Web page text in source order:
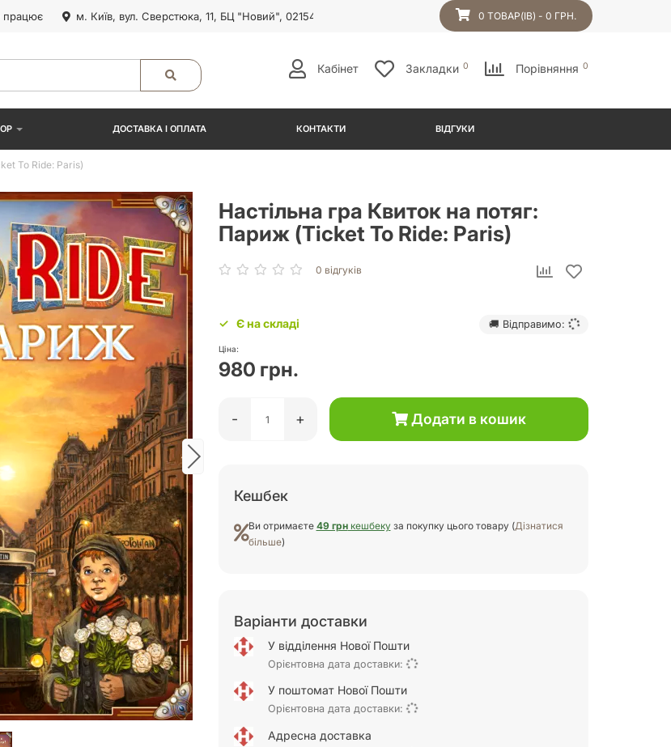
працює м. Київ, вул. Сверстюка, 11, БЦ "Новий", 02154 0 ТОВАР(ІВ) - 0 ГРН.
Кабінет Закладки 0 Порівняння 0
ДОСТАВКА І ОПЛАТА КОНТАКТИ ВІДГУКИ
To Ride: Paris)
Настільна гра Квиток на потяг:
Париж (Ticket To Ride: Paris)
0 відгуків
Є на складі 🚚 Відправимо:
Ціна:
980 грн.
- + Додати в кошик
Кешбек
Ви отримаєте 49 грнкешбекуза покупку цього товару (Дізнатися
більше)
Варіанти доставки
У відділення Нової Пошти
Орієнтовна дата доставки:
У поштомат Нової Пошти
Орієнтовна дата доставки:
Адресна доставка